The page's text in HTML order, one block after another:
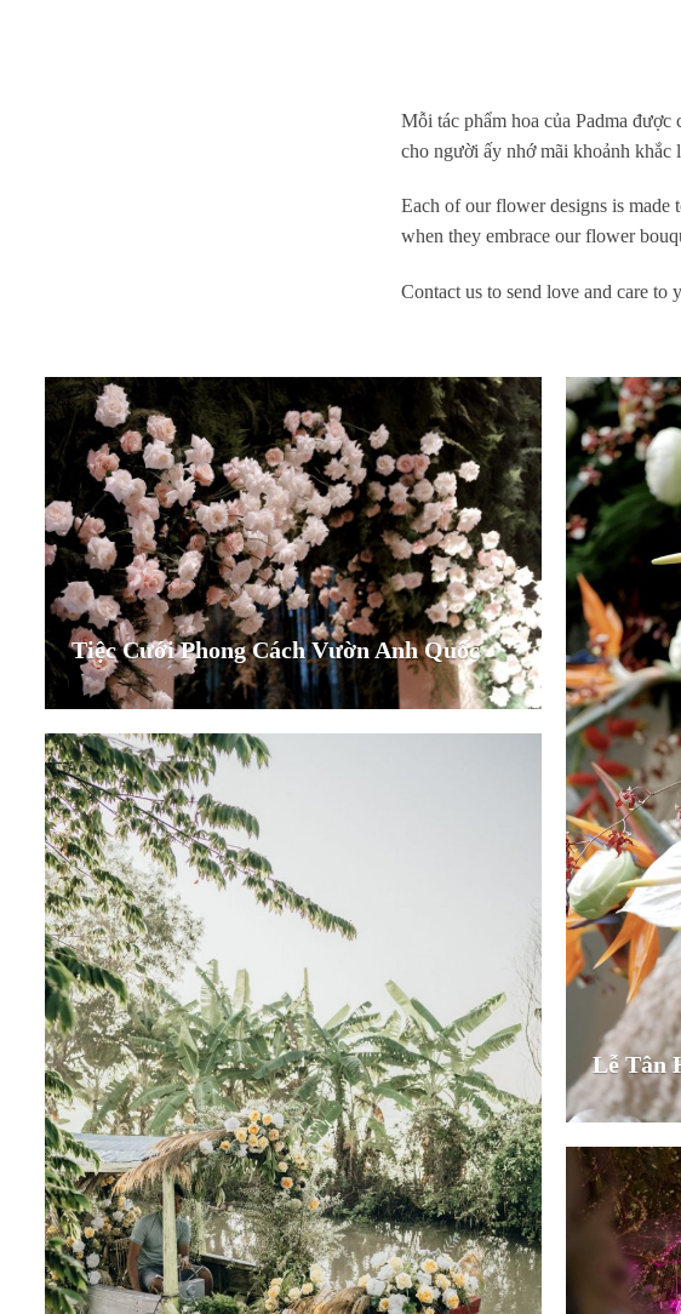
Mỗi tác phẩm hoa của Padma
cho người ấy nhớ mãi khoảnh khắc
Each of our flower designs is made
when they embrace our flower
Contact us to send love and care to
Tiệc Cưới Phong Cách Vườn Anh Quốc
Lễ Tân